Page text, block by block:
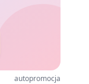
autopromocja